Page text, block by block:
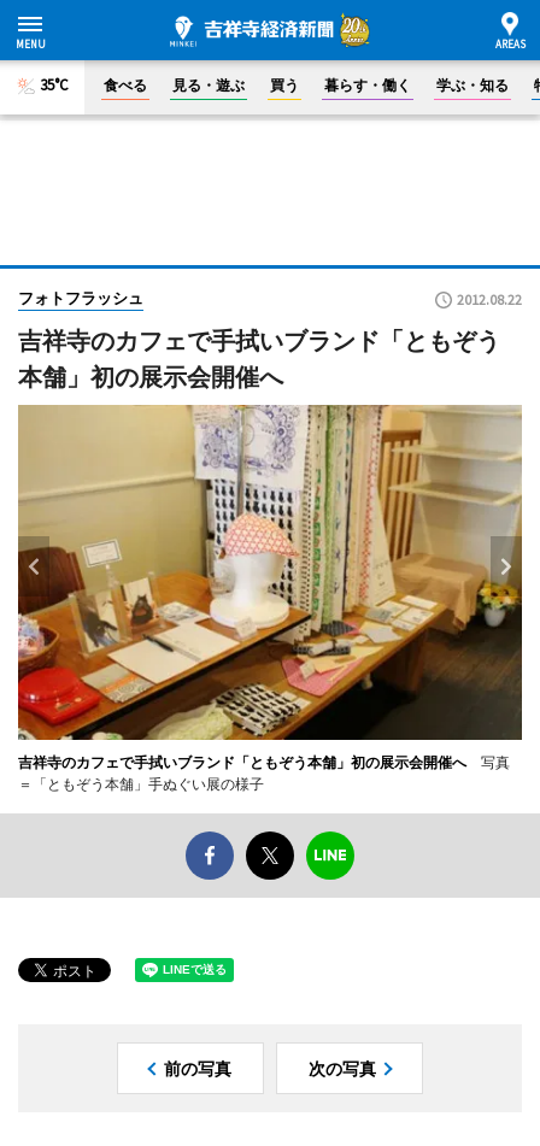
35°C 食べる 見る・遊ぶ 買う 暮らす・働く 学ぶ・知る
フォトフラッシュ 2012.08.22
吉祥寺のカフェで手拭いブランド「ともぞう
本舗」初の展示会開催へ
吉祥寺のカフェで手拭いブランド「ともぞう本舗」初の展示会開催へ写真
＝「ともぞう本舗」手ぬぐい展の様子
前の写真 次の写真